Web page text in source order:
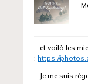
et voilà les
: https://
Je me suis